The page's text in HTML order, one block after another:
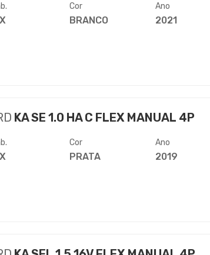
Cor
BRANCO
Ano
2021
KA SE 1.0 HA C FLEX MANUAL 4P
Cor
PRATA
Ano
2019